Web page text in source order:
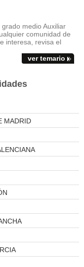
medio Auxiliar
comunidad de
interesa, revisa el
ver temario
MADRID